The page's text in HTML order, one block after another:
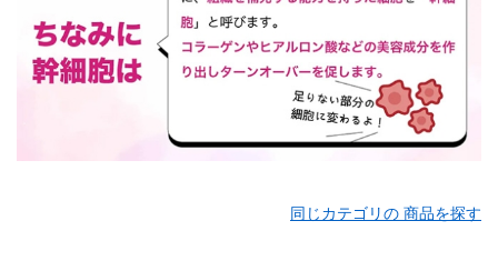
同じカテゴリの 商品を探す